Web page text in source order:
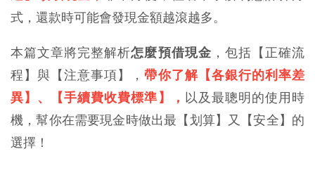
式，還款時可能會發現金額越滾越多。
本篇文章將完整解析怎麼預借現金 ，包括【正確流
程】與【注意事項】，帶你了解【各銀行的利率差
異】、【手續費收費標準】， 以及最聰明的使用時
機，幫你在需要現金時做出最【划算】又【安全】的
選擇！